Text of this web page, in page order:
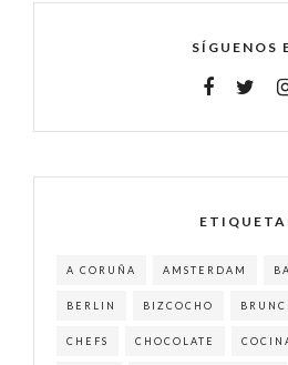
SÍGUENOS
A CORUÑA AMSTERDAM
BERLIN BIZCOCHO
CHEFS CHOCOLATE